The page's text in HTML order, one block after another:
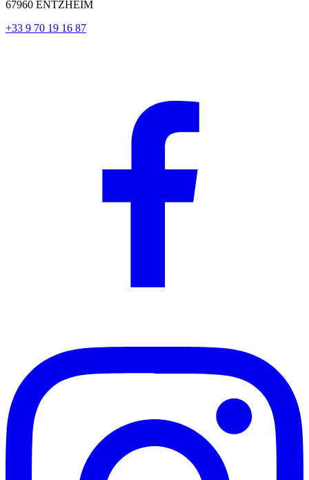
67960 ENTZHEIM
+33 9 70 19 16 87